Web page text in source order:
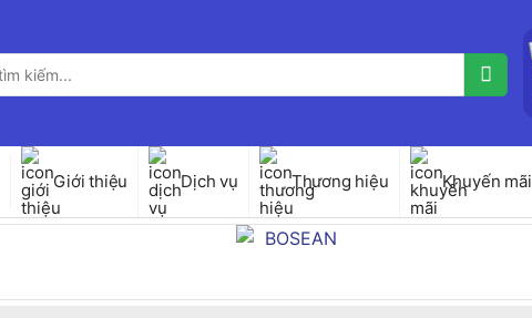
Giới thiệu Dịch vụ Thương hiệu Khuyến mãi